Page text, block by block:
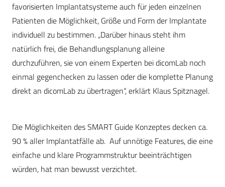
favorisierten Implantatsysteme auch für jeden einzelnen
Patienten die Möglichkeit, Größe und Form der Implantate
individuell zu bestimmen. „Darüber hinaus steht ihm
natürlich frei, die Behandlungsplanung alleine
durchzuführen, sie von einem Experten bei dicomLab noch
einmal gegenchecken zu lassen oder die komplette Planung
direkt an dicomLab zu übertragen“, erklärt Klaus Spitznagel.
Die Möglichkeiten des SMART Guide Konzeptes decken ca.
90 % aller Implantatfälle ab. Auf unnötige Features, die eine
einfache und klare Programmstruktur beeinträchtigen
würden, hat man bewusst verzichtet.